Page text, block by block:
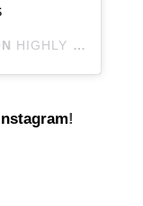
HIGHLY SENSITIVE SOUL
!